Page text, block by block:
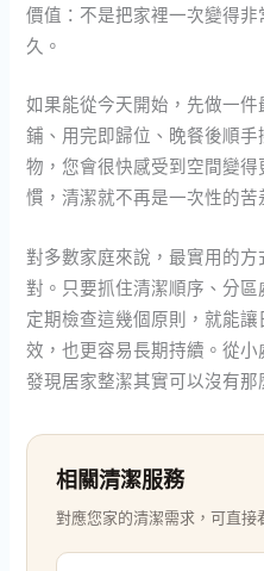
價值：不是把家裡一次變得
久。
如果能從今天開始，先做一
鋪、用完即歸位、晚餐後順
物，您會很快感受到空間變
慣，清潔就不再是一次性的
對多數家庭來說，最實用的
對。只要抓住清潔順序、分
定期檢查這幾個原則，就能
效，也更容易長期持續。從
發現居家整潔其實可以沒有那
相關清潔服務
對應您家的清潔需求，可直接